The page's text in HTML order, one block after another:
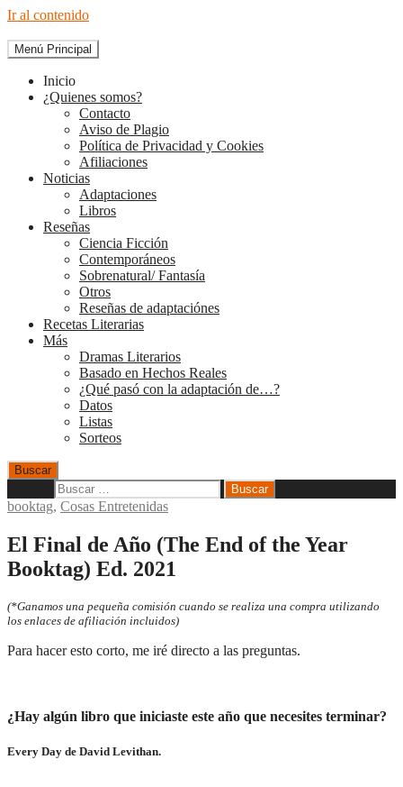
Ir al contenido
The Diary of Books
Menú Principal
Inicio
¿Quienes somos?
Contacto
Aviso de Plagio
Política de Privacidad y Cookies
Afiliaciones
Noticias
Adaptaciones
Libros
Reseñas
Ciencia Ficción
Contemporáneos
Sobrenatural/ Fantasía
Otros
Reseñas de adaptaciónes
Recetas Literarias
Más
Dramas Literarios
Basado en Hechos Reales
¿Qué pasó con la adaptación de…?
Datos
Listas
Sorteos
Buscar
booktag, Cosas Entretenidas
El Final de Año (The End of the Year
Booktag) Ed. 2021
(*Ganamos una pequeña comisión cuando se realiza una compra utilizando
los enlaces de afiliación incluidos)
Para hacer esto corto, me iré directo a las preguntas.
¿Hay algún libro que iniciaste este año que necesites terminar?
Every Day de David Levithan.